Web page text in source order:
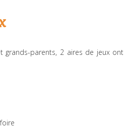
grands-parents, 2 aires de jeux ont